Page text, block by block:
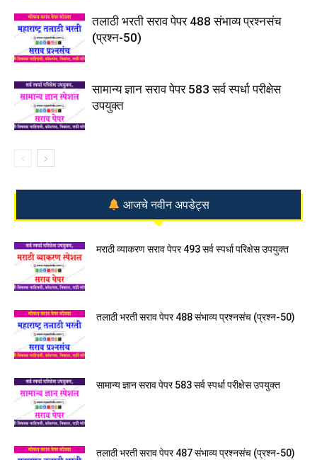
तलाठी भरती सराव पेपर 488 संभाव्य प्रश्नसंच
(प्रश्न-50)
सामान्य ज्ञान सराव पेपर 583 सर्व स्पर्धा परीक्षेस
उपयुक्त
आजचे नवीन अपडेट्स
मराठी व्याकरण सराव पेपर 493 सर्व स्पर्धा परिक्षेस उपयुक्त
तलाठी भरती सराव पेपर 488 संभाव्य प्रश्नसंच (प्रश्न-50)
सामान्य ज्ञान सराव पेपर 583 सर्व स्पर्धा परीक्षेस उपयुक्त
तलाठी भरती सराव पेपर 487 संभाव्य प्रश्नसंच (प्रश्न-50)